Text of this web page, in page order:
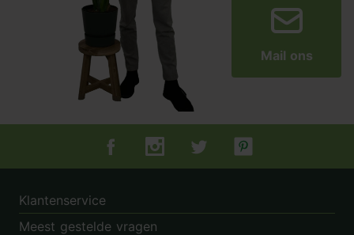
Mail ons
Tuincentrum.nl op Facebook
Tuincentrum.nl op Instagram
Tuincentrum.nl op Twitter
Tuincentrum.nl op
Klantenservice
Meest gestelde vragen